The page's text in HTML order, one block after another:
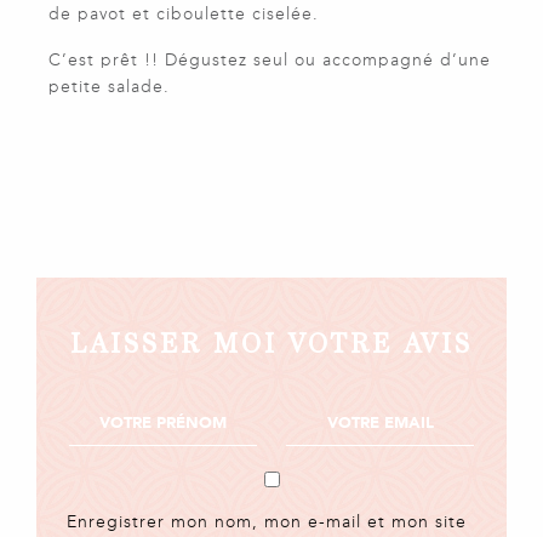
de pavot et ciboulette ciselée.
C’est prêt !! Dégustez seul ou accompagné d’une
petite salade.
LAISSER MOI VOTRE AVIS
Enregistrer mon nom, mon e-mail et mon site